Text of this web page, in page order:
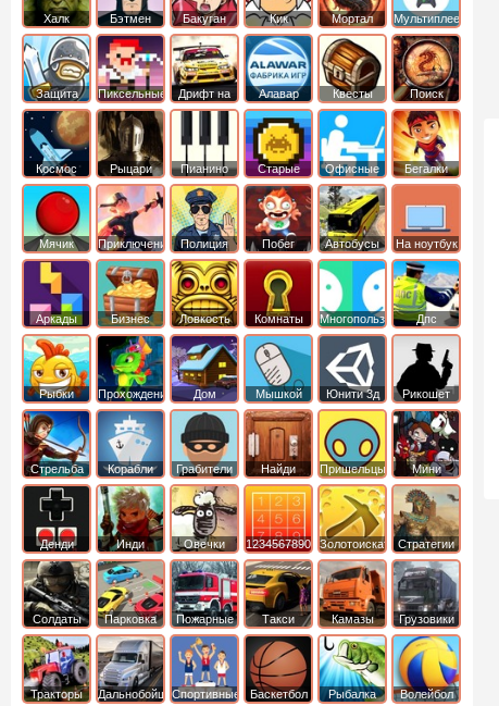
Халк Бэтмен Бакуган
Кик
Бутовский
Мортал
комбат
Мультиплеер
Защита
королевства
Пиксельные
Дрифт на
машинах
Алавар Квесты
Поиск
предметов
Космос Рыцари Пианино Старые Офисные Бегалки
Мячик Приключения Полиция Побег Автобусы На ноутбук
Аркады
Бизнес
симуляторы
Ловкость Комнаты Многопользовательские
Дпс
Рыбки Прохождение Дом Мышкой Юнити 3д Рикошет
Cтрельба
из лука
Корабли Грабители
Найди
выход
Пришельцы Мини
Денди Инди
Овечки
идут домой
1234567890 ЗолотоискательСтратегии
Солдаты
Парковка
машин
Пожарные
машины
Такси Камазы Грузовики
Тракторы ДальнобойщикиСпортивные Баскетбол Рыбалка Волейбол